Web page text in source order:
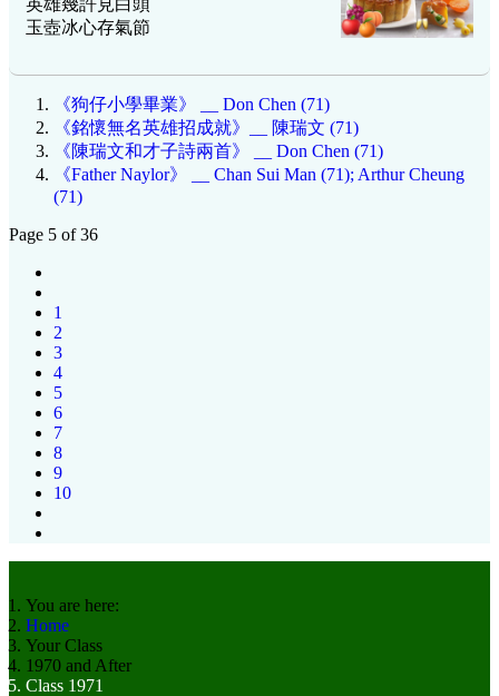
玉壺冰心存氣節
《狗仔小學畢業》 __ Don Chen (71)
《銘懷無名英雄招成就》__ 陳瑞文 (71)
《陳瑞文和才子詩兩首》 __ Don Chen (71)
《Father Naylor》 __ Chan Sui Man (71); Arthur Cheung
(71)
Page 5 of 36
1
2
3
4
5
6
7
8
9
10
You are here:
Home
Your Class
1970 and After
Class 1971